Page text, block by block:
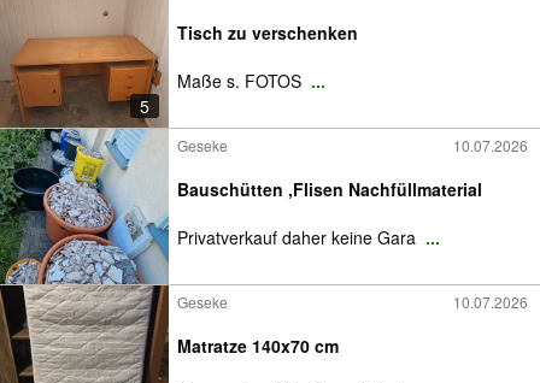
5
Tisch zu verschenken
Maße s. FOTOS ...
Geseke 10.07.2026
Bauschütten ,Flisen Nachfüllmaterial
Privatverkauf daher keine Gara ...
Geseke 10.07.2026
Matratze 140x70 cm